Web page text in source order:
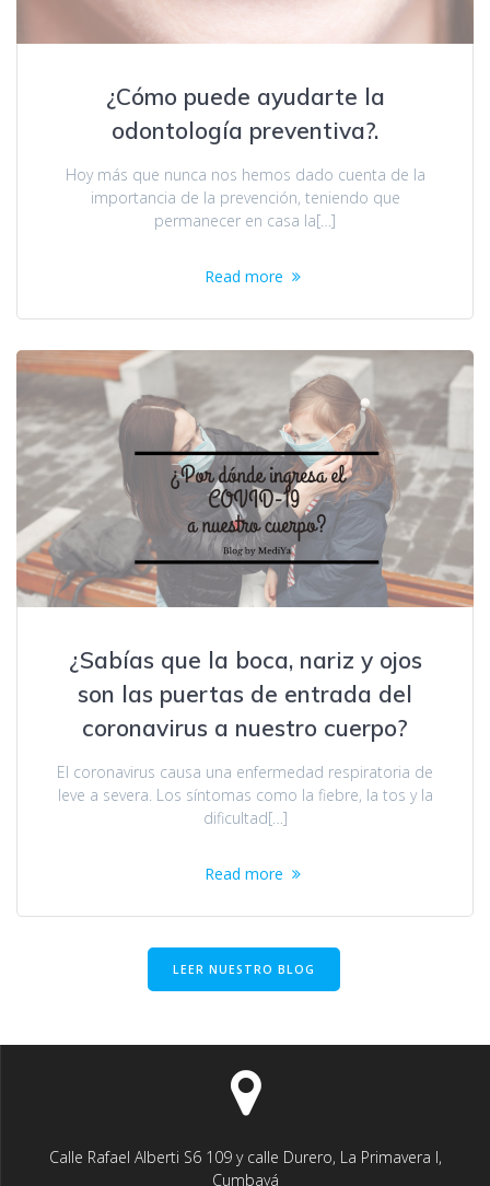
¿Cómo puede ayudarte la
odontología preventiva?.
Hoy más que nunca nos hemos dado cuenta de la
importancia de la prevención, teniendo que
permanecer en casa la[…]
Read more
¿Sabías que la boca, nariz y ojos
son las puertas de entrada del
coronavirus a nuestro cuerpo?
El coronavirus causa una enfermedad respiratoria de
leve a severa. Los síntomas como la fiebre, la tos y la
dificultad[…]
Read more
LEER NUESTRO BLOG
Calle Rafael Alberti S6 109 y calle Durero, La Primavera I,
Cumbayá